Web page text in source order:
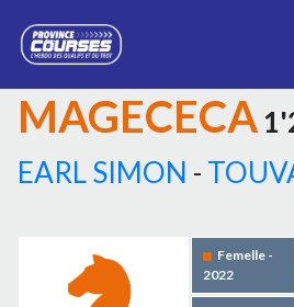
MAGECECA
EARL SIMON -
Femelle -
2022